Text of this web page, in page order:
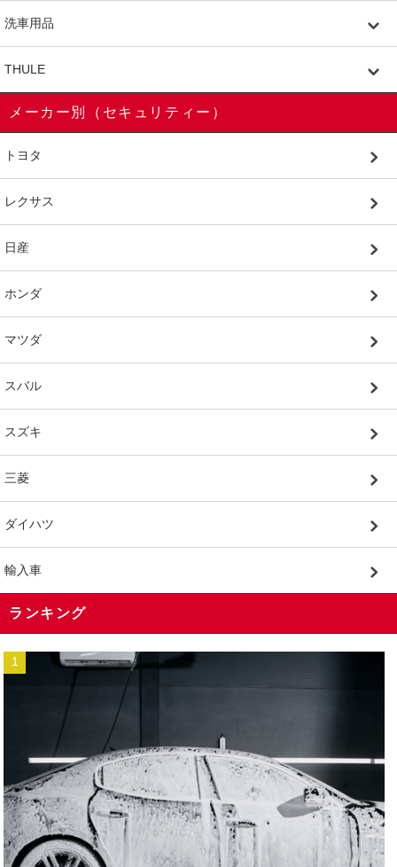
洗車用品
THULE
メーカー別（セキュリティー）
トヨタ
レクサス
日産
ホンダ
マツダ
スバル
スズキ
三菱
ダイハツ
輸入車
ランキング
1